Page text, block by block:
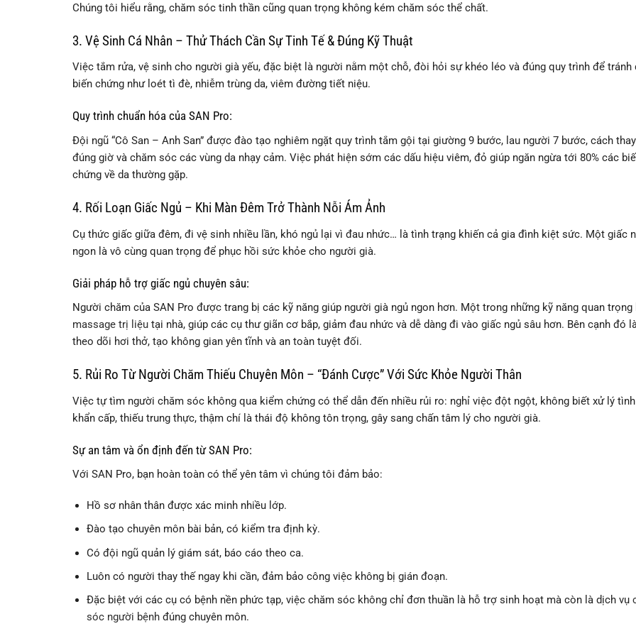
Chúng tôi hiểu rằng, chăm sóc tinh thần cũng quan trọng không kém chăm sóc thể chất.
3. Vệ Sinh Cá Nhân – Thử Thách Cần Sự Tinh Tế & Đúng Kỹ Thuật
Việc tắm rửa, vệ sinh cho người già yếu, đặc biệt là người nằm một chỗ, đòi hỏi sự khéo léo và đúng quy trình để tránh
biến chứng như loét tì đè, nhiễm trùng da, viêm đường tiết niệu.
Quy trình chuẩn hóa của SAN Pro:
Đội ngũ “Cô San – Anh San” được đào tạo nghiêm ngặt quy trình tắm gội tại giường 9 bước, lau người 7 bước, cách
đúng giờ và chăm sóc các vùng da nhạy cảm. Việc phát hiện sớm các dấu hiệu viêm, đỏ giúp ngăn ngừa tới 80% các
chứng về da thường gặp.
4. Rối Loạn Giấc Ngủ – Khi Màn Đêm Trở Thành Nỗi Ám Ảnh
Cụ thức giấc giữa đêm, đi vệ sinh nhiều lần, khó ngủ lại vì đau nhức… là tình trạng khiến cả gia đình kiệt sức. Một giấc
ngon là vô cùng quan trọng để phục hồi sức khỏe cho người già.
Giải pháp hỗ trợ giấc ngủ chuyên sâu:
Người chăm của SAN Pro được trang bị các kỹ năng giúp người già ngủ ngon hơn. Một trong những kỹ năng quan trọng
massage trị liệu tại nhà, giúp các cụ thư giãn cơ bắp, giảm đau nhức và dễ dàng đi vào giấc ngủ sâu hơn. Bên cạnh đó
theo dõi hơi thở, tạo không gian yên tĩnh và an toàn tuyệt đối.
5. Rủi Ro Từ Người Chăm Thiếu Chuyên Môn – “Đánh Cược” Với Sức Khỏe Người Thân
Việc tự tìm người chăm sóc không qua kiểm chứng có thể dẫn đến nhiều rủi ro: nghỉ việc đột ngột, không biết xử lý
khẩn cấp, thiếu trung thực, thậm chí là thái độ không tôn trọng, gây sang chấn tâm lý cho người già.
Sự an tâm và ổn định đến từ SAN Pro:
Với SAN Pro, bạn hoàn toàn có thể yên tâm vì chúng tôi đảm bảo:
Hồ sơ nhân thân được xác minh nhiều lớp.
Đào tạo chuyên môn bài bản, có kiểm tra định kỳ.
Có đội ngũ quản lý giám sát, báo cáo theo ca.
Luôn có người thay thế ngay khi cần, đảm bảo công việc không bị gián đoạn.
Đặc biệt với các cụ có bệnh nền phức tạp, việc chăm sóc không chỉ đơn thuần là hỗ trợ sinh hoạt mà còn là dịch vụ
sóc người bệnhđúng chuyên môn.